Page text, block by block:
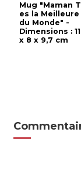
Mug "Maman
es la Meilleure
du Monde" -
Dimensions :
x 8 x 9,7 cm